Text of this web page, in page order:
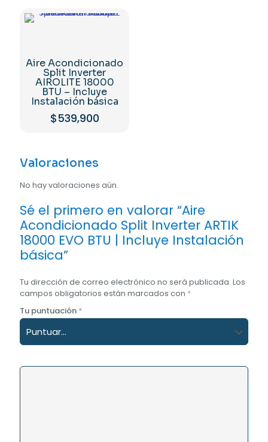
Aire Acondicionado
Split Inverter
AIROLITE 18000
BTU – Incluye
Instalación básica
$539,900
Valoraciones
No hay valoraciones aún.
Sé el primero en valorar “Aire
Acondicionado Split Inverter ARTIK
18000 EVO BTU | Incluye Instalación
básica”
Tu dirección de correo electrónico no será publicada. Los
campos obligatorios están marcados con *
Tu puntuación *